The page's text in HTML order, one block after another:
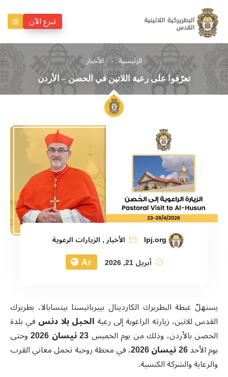
تبرع الآن
الرئيسية الأخبار
تعرّفوا على رعية اللاتين في الحصن – الأردن
lpj.org الأخبار, الزيارات الرعوية
أبريل 21, 2026
Ar
يستهلّ غبطة البطريرك الكاردينال بييرباتيستا بيتسابالا، بطريرك
القدس للاتين، زيارته الراعوية إلى رعيةالحبل بلا دنس في بلدة
الحصن بالأردن، وذلك من يوم الخميس23نيسان 2026
وحتى
يوم الأحد26نيسان 2026
، في محطة روحية تحمل معاني القرب
والرعاية والشركة الكنسية.